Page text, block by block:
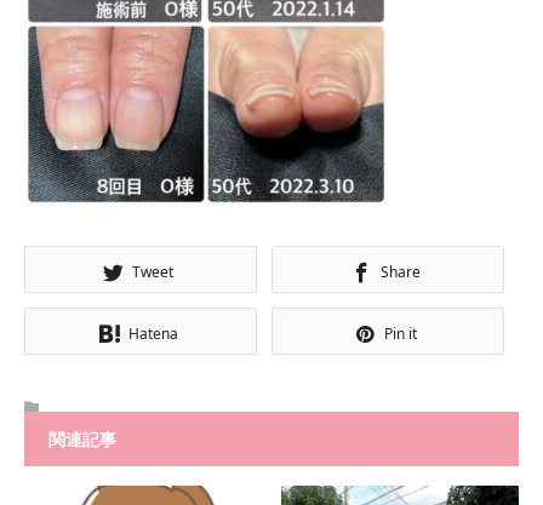
Tweet Share
Hatena Pin it
関連記事